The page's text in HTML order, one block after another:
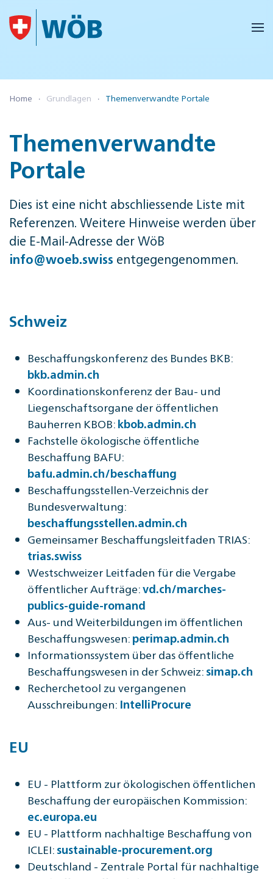
Skip to main content
Home Grundlagen Themenverwandte Portale
Themenverwandte
Portale
Dies ist eine nicht abschliessende Liste mit
Referenzen. Weitere Hinweise werden über
die E-Mail-Adresse der WöB
info@woeb.swiss entgegengenommen.
Schweiz
Beschaffungskonferenz des Bundes BKB:
bkb.admin.ch
Koordinationskonferenz der Bau- und
Liegenschaftsorgane der öffentlichen
Bauherren KBOB: kbob.admin.ch
Fachstelle ökologische öffentliche
Beschaffung BAFU:
bafu.admin.ch/beschaffung
Beschaffungsstellen-Verzeichnis der
Bundesverwaltung:
beschaffungsstellen.admin.ch
Gemeinsamer Beschaffungsleitfaden TRIAS:
trias.swiss
Westschweizer Leitfaden für die Vergabe
öffentlicher Aufträge:vd.ch/marches-
publics-guide-romand
Aus- und Weiterbildungen im öffentlichen
Beschaffungswesen: perimap.admin.ch
Informationssystem über das öffentliche
Beschaffungswesen in der Schweiz: simap.ch
Recherchetool zu vergangenen
Ausschreibungen: IntelliProcure
EU
EU - Plattform zur ökologischen öffentlichen
Beschaffung der europäischen Kommission:
ec.europa.eu
EU - Plattform nachhaltige Beschaffung von
ICLEI: sustainable-procurement.org
Deutschland - Zentrale Portal für nachhaltige